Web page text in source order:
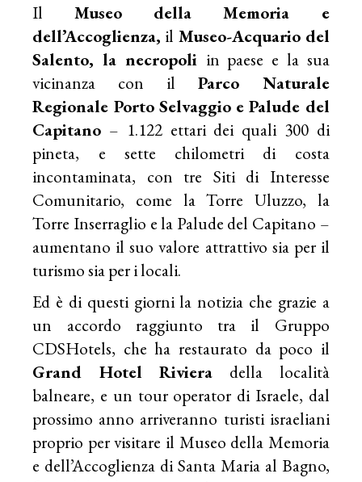
Il Museo della Memoria e
dell’Accoglienza, il Museo-Acquario del
Salento, la necropoli in paese e la sua
vicinanza con il Parco Naturale
Regionale Porto Selvaggio e Palude del
Capitano – 1.122 ettari dei quali 300 di
pineta, e sette chilometri di costa
incontaminata, con tre Siti di Interesse
Comunitario, come la Torre Uluzzo, la
Torre Inserraglio e la Palude del Capitano –
aumentano il suo valore attrattivo sia per il
turismo sia per i locali.
Ed è di questi giorni la notizia che grazie a
un accordo raggiunto tra il Gruppo
CDSHotels, che ha restaurato da poco il
Grand Hotel Riviera della località
balneare, e un tour operator di Israele, dal
prossimo anno arriveranno turisti israeliani
proprio per visitare il Museo della Memoria
e dell’Accoglienza di Santa Maria al Bagno,